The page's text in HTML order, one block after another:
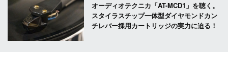
オーディオテクニカ「AT-MCD1」を聴く。
スタイラスチップ一体型ダイヤモンドカン
チレバー採用カートリッジの実力に迫る！